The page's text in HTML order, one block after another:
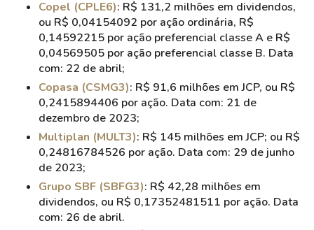
Copel (CPLE6): R$ 131,2 milhões em dividendos,
ou R$ 0,04154092 por ação ordinária, R$
0,14592215 por ação preferencial classe A e R$
0,04569505 por ação preferencial classe B. Data
com: 22 de abril;
Copasa (CSMG3): R$ 91,6 milhões em JCP, ou R$
0,2415894406 por ação. Data com: 21 de
dezembro de 2023;
Multiplan (MULT3): R$ 145 milhões em JCP; ou R$
0,24816784526 por ação. Data com: 29 de junho
de 2023;
Grupo SBF (SBFG3): R$ 42,28 milhões em
dividendos, ou R$ 0,17352481511 por ação. Data
com: 26 de abril.